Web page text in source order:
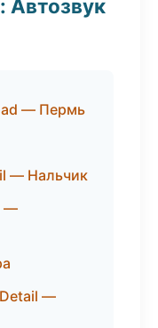
Автозвук
— Пермь
— Нальчик
—
—